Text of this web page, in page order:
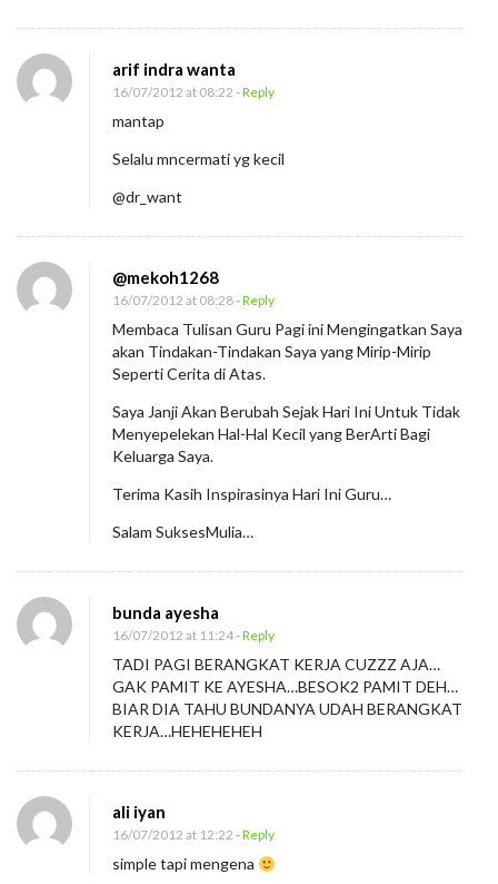
arif indra wanta
16/07/2012 at 08:22 - Reply
mantap
Selalu mncermati yg kecil
@dr_want
@mekoh1268
16/07/2012 at 08:28- Reply
Membaca Tulisan Guru Pagi ini Mengingatkan Saya
akan Tindakan-Tindakan Saya yang Mirip-Mirip
Seperti Cerita di Atas.
Saya Janji Akan Berubah Sejak Hari Ini Untuk Tidak
Menyepelekan Hal-Hal Kecil yang BerArti Bagi
Keluarga Saya.
Terima Kasih Inspirasinya Hari Ini Guru…
Salam SuksesMulia…
bunda ayesha
16/07/2012 at 11:24- Reply
TADI PAGI BERANGKAT KERJA CUZZZ AJA…
GAK PAMIT KE AYESHA…BESOK2 PAMIT DEH…
BIAR DIA TAHU BUNDANYA UDAH BERANGKAT
KERJA…HEHEHEHEH
ali iyan
16/07/2012 at 12:22 - Reply
simple tapi mengena